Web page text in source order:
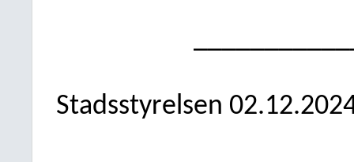
Stadsstyrelsen